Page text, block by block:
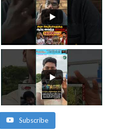
Subscribe